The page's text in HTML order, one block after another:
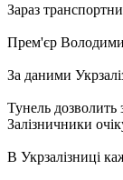
Зараз
Прем'єр
За даними
Тунель дозволить
Залізничники
В Укрзалізниці